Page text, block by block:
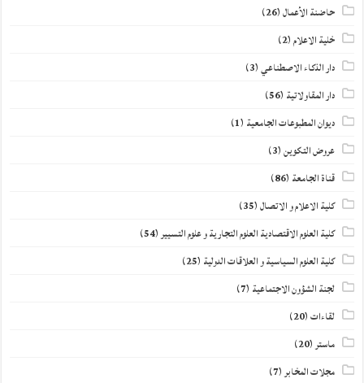
حاضنة الأعمال(26)
خلية الاعلام(2)
دار الذكاء الاصطناعي(3)
دار المقاولاتية (56)
ديوان المطبوعات الجامعية (1)
عروض التكوين(3)
قناة الجامعة (86)
كلية الاعلام و الاتصال(35)
كلية العلوم الاقتصادية العلوم التجارية و علوم التسيير(54)
كلية العلوم السياسية و العلاقات الدولية (25)
لجنة الشؤون الاجتماعية (7)
لقاءات(20)
ماستر(20)
مجلات المخابر(7)